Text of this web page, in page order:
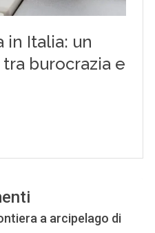
a arcipelago di